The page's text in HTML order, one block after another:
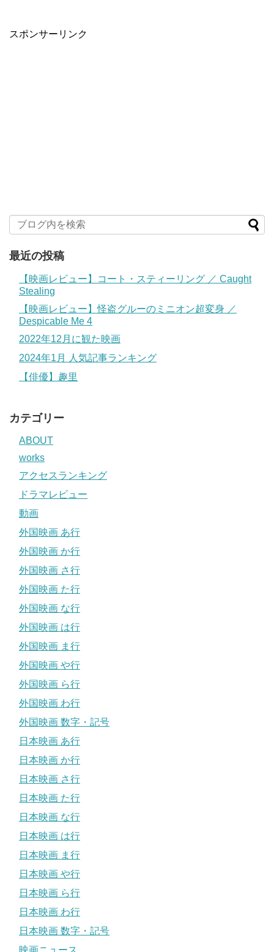
スポンサーリンク
最近の投稿
【映画レビュー】コート・スティーリング ／ Caught
Stealing
【映画レビュー】怪盗グルーのミニオン超変身 ／
Despicable Me 4
2022年12月に観た映画
2024年1月 人気記事ランキング
【俳優】趣里
カテゴリー
ABOUT
works
アクセスランキング
ドラマレビュー
動画
外国映画 あ行
外国映画 か行
外国映画 さ行
外国映画 た行
外国映画 な行
外国映画 は行
外国映画 ま行
外国映画 や行
外国映画 ら行
外国映画 わ行
外国映画 数字・記号
日本映画 あ行
日本映画 か行
日本映画 さ行
日本映画 た行
日本映画 な行
日本映画 は行
日本映画 ま行
日本映画 や行
日本映画 ら行
日本映画 わ行
日本映画 数字・記号